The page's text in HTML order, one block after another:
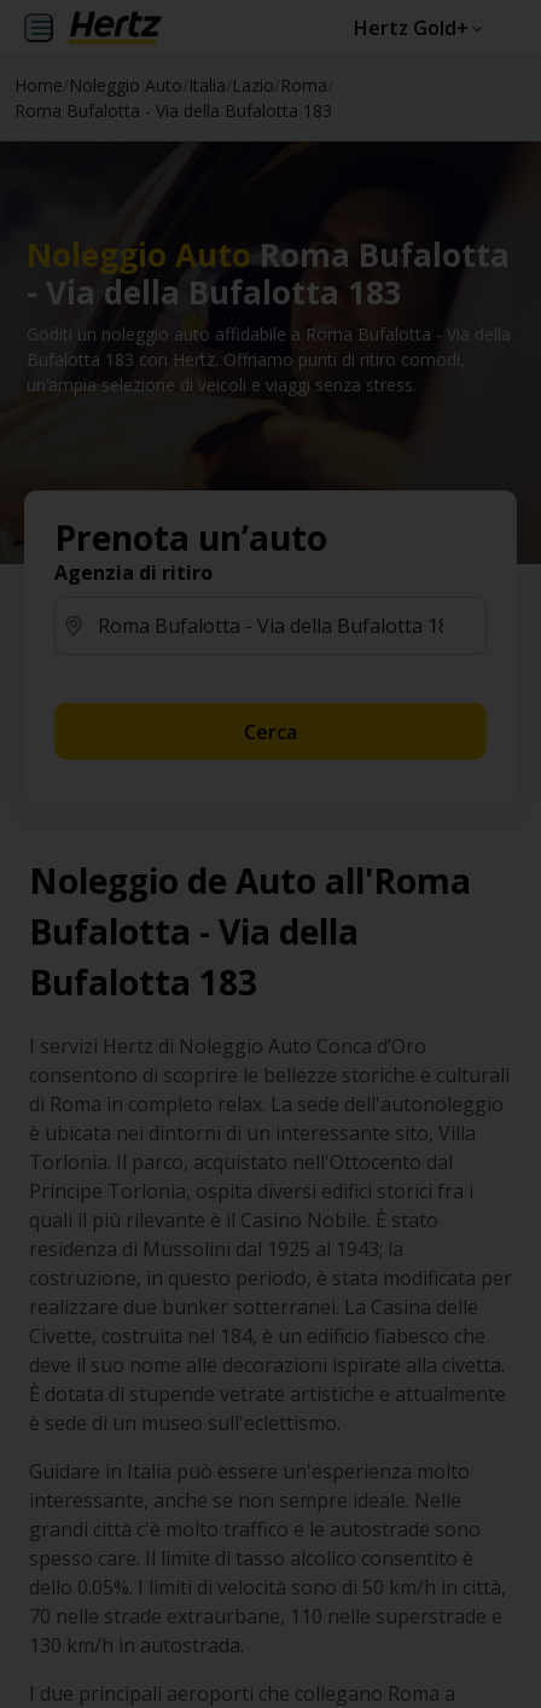
Hertz Gold+
Home Noleggio Auto Italia Lazio Roma
Roma Bufalotta - Via della Bufalotta 183
Noleggio Auto Roma Bufalotta
- Via della Bufalotta 183
Goditi un noleggio auto affidabile a Roma Bufalotta - Via della
Bufalotta 183 con Hertz. Offriamo punti di ritiro comodi,
un’ampia selezione di veicoli e viaggi senza stress.
Prenota un’auto
Agenzia di ritiro
Cerca
Noleggio de Auto all'Roma
Bufalotta - Via della
Bufalotta 183
I servizi Hertz di Noleggio Auto Conca d’Oro
consentono di scoprire le bellezze storiche e culturali
di Roma in completo relax. La sede dell'autonoleggio
è ubicata nei dintorni di un interessante sito, Villa
Torlonia. Il parco, acquistato nell'Ottocento dal
Principe Torlonia, ospita diversi edifici storici fra i
quali il più rilevante è il Casino Nobile. È stato
residenza di Mussolini dal 1925 al 1943; la
costruzione, in questo periodo, è stata modificata per
realizzare due bunker sotterranei. La Casina delle
Civette, costruita nel 184, è un edificio fiabesco che
deve il suo nome alle decorazioni ispirate alla civetta.
È dotata di stupende vetrate artistiche e attualmente
è sede di un museo sull'eclettismo.
Guidare in Italia può essere un'esperienza molto
interessante, anche se non sempre ideale. Nelle
grandi città c'è molto traffico e le autostrade sono
spesso care. Il limite di tasso alcolico consentito è
dello 0.05%. I limiti di velocità sono di 50 km/h in città,
70 nelle strade extraurbane, 110 nelle superstrade e
130 km/h in autostrada.
I due principali aeroporti che collegano Roma a